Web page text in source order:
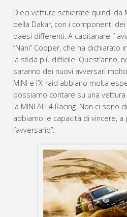
Dieci vetture schierate quindi da
della Dakar, con i componenti
paesi differenti. A capitanare l’
“Nani” Cooper, che ha dichiarato
la sfida più difficile. Quest’anno,
saranno dei nuovi avversari
MINI e l’X-raid abbiano molta
possiamo contare su una
la MINI ALL4 Racing. Non ci sono
abbiamo le capacità di vincere,
l’avversario”.